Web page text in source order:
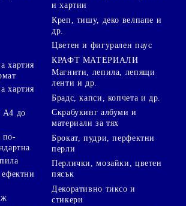
хартия
хартия
А4 до
по-
и хартии
Креп, тишу, деко велпапе и
др.
Цветен и фигурален паус
КРАФТ МАТЕРИАЛИ
Магнити, лепила, лепящи
ленти и др.
Брадс, капси, копчета и др.
Скрабукинг албуми и
материали за тях
Брокат, пудри, перфектни
перли
Перлички, мозайки, цветен
пясък
Декоративно тиксо и
стикери